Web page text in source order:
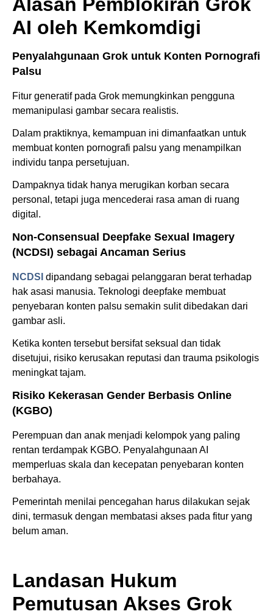
AI oleh Kemkomdigi
Penyalahgunaan Grok untuk Konten Pornografi
Palsu
Fitur generatif pada Grok memungkinkan pengguna
memanipulasi gambar secara realistis.
Dalam praktiknya, kemampuan ini dimanfaatkan untuk
membuat konten pornografi palsu yang menampilkan
individu tanpa persetujuan.
Dampaknya tidak hanya merugikan korban secara
personal, tetapi juga mencederai rasa aman di ruang
digital.
Non-Consensual Deepfake Sexual Imagery
(NCDSI) sebagai Ancaman Serius
NCDSI dipandang sebagai pelanggaran berat terhadap
hak asasi manusia. Teknologi deepfake membuat
penyebaran konten palsu semakin sulit dibedakan dari
gambar asli.
Ketika konten tersebut bersifat seksual dan tidak
disetujui, risiko kerusakan reputasi dan trauma psikologis
meningkat tajam.
Risiko Kekerasan Gender Berbasis Online
(KGBO)
Perempuan dan anak menjadi kelompok yang paling
rentan terdampak KGBO. Penyalahgunaan AI
memperluas skala dan kecepatan penyebaran konten
berbahaya.
Pemerintah menilai pencegahan harus dilakukan sejak
dini, termasuk dengan membatasi akses pada fitur yang
belum aman.
Landasan Hukum
Pemutusan Akses Grok